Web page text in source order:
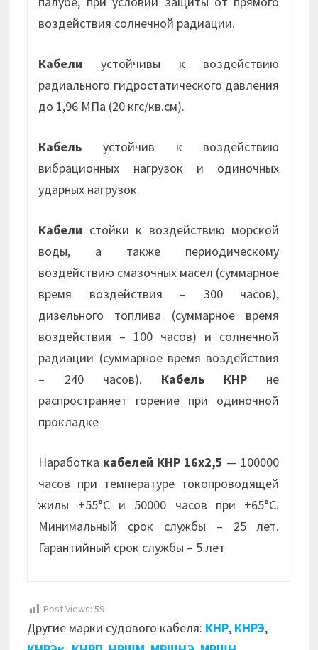
воздействия солнечной радиации.
Кабели устойчивы к воздействию
радиального гидростатического давления
до 1,96 МПа (20 кгс/кв.см).
Кабель устойчив к воздействию
вибрационных нагрузок и одиночных
ударных нагрузок.
Кабели стойки к воздействию морской
воды, а также периодическому
воздействию смазочных масел (суммарное
время воздействия – 300 часов),
дизельного топлива (суммарное время
воздействия – 100 часов) и солнечной
радиации (суммарное время воздействия
– 240 часов). Кабель КНР не
распространяет горение при одиночной
прокладке
Наработка кабелей КНР 16х2,5 — 100000
часов при температуре токопроводящей
жилы +55°С и 50000 часов при +65°С.
Минимальный срок службы – 25 лет.
Гарантийный срок службы – 5 лет
Post Views: 59
Другие марки судового кабеля: КНР, КНРЭ,